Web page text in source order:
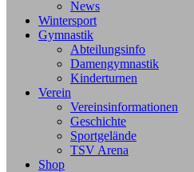
News
Wintersport
Gymnastik
Abteilungsinfo
Damengymnastik
Kinderturnen
Verein
Vereinsinformationen
Geschichte
Sportgelände
TSV Arena
Shop